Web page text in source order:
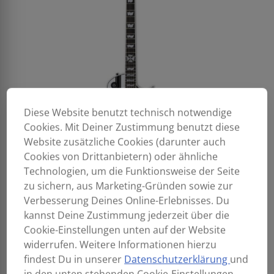
Diese Website benutzt technisch notwendige
Cookies. Mit Deiner Zustimmung benutzt diese
Website zusätzliche Cookies (darunter auch
Cookies von Drittanbietern) oder ähnliche
Technologien, um die Funktionsweise der Seite
zu sichern, aus Marketing-Gründen sowie zur
Verbesserung Deines Online-Erlebnisses. Du
kannst Deine Zustimmung jederzeit über die
Cookie-Einstellungen unten auf der Website
widerrufen. Weitere Informationen hierzu
findest Du in unserer Datenschutzerklärung und